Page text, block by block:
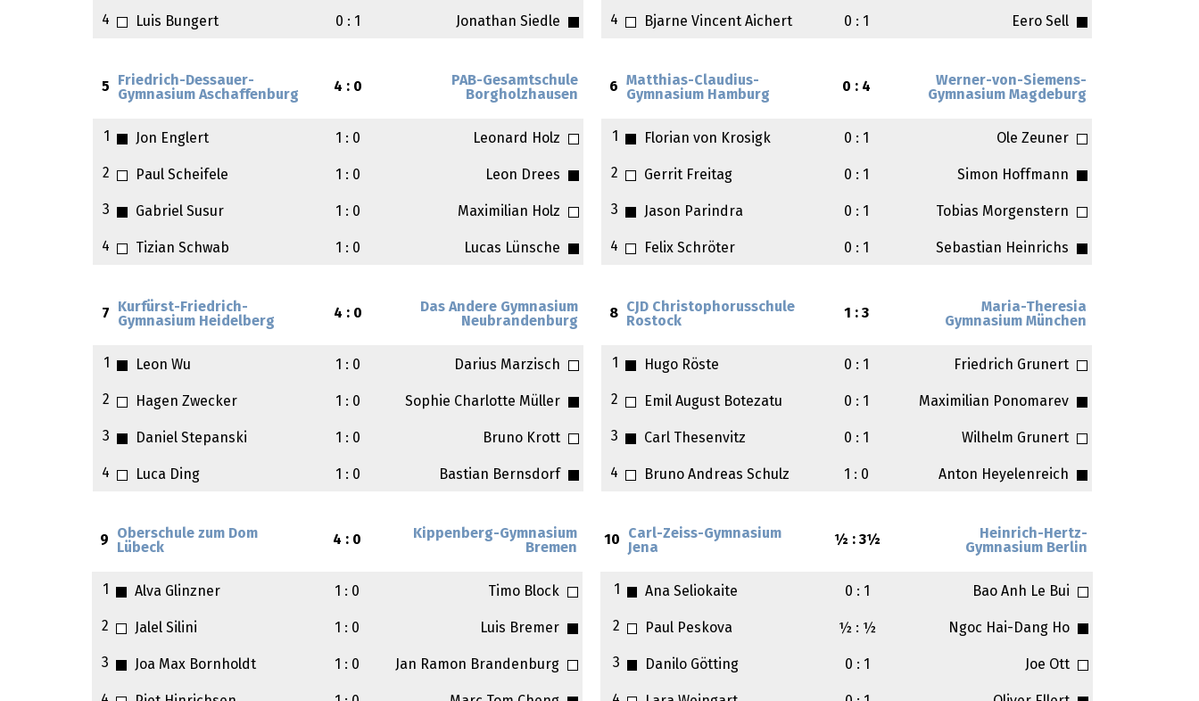
4 Luis Bungert 0 : 1 Jonathan Siedle 4 Bjarne Vincent Aichert 0 : 1 Eero Sell
5
Friedrich-Dessauer-
Gymnasium Aschaffenburg
4 : 0
PAB-Gesamtschule
Borgholzhausen
1 Jon Englert 1 : 0 Leonard Holz
2 Paul Scheifele 1 : 0 Leon Drees
3 Gabriel Susur 1 : 0 Maximilian Holz
4 Tizian Schwab 1 : 0 Lucas Lünsche
6
Matthias-Claudius-
Gymnasium Hamburg
0 : 4
Werner-von-Siemens-
Gymnasium Magdeburg
1 Florian von Krosigk 0 : 1 Ole Zeuner
2 Gerrit Freitag 0 : 1 Simon Hoffmann
3 Jason Parindra 0 : 1 Tobias Morgenstern
4 Felix Schröter 0 : 1 Sebastian Heinrichs
7
Kurfürst-Friedrich-
Gymnasium Heidelberg
4 : 0
Das Andere Gymnasium
Neubrandenburg
1 Leon Wu 1 : 0 Darius Marzisch
2 Hagen Zwecker 1 : 0 Sophie Charlotte Müller
3 Daniel Stepanski 1 : 0 Bruno Krott
4 Luca Ding 1 : 0 Bastian Bernsdorf
8
CJD Christophorusschule
Rostock
1 : 3
Maria-Theresia
Gymnasium München
1 Hugo Röste 0 : 1 Friedrich Grunert
2 Emil August Botezatu 0 : 1 Maximilian Ponomarev
3 Carl Thesenvitz 0 : 1 Wilhelm Grunert
4 Bruno Andreas Schulz 1 : 0 Anton Heyelenreich
9
Oberschule zum Dom
Lübeck
4 : 0
Kippenberg-Gymnasium
Bremen
1 Alva Glinzner 1 : 0 Timo Block
2 Jalel Silini 1 : 0 Luis Bremer
3 Joa Max Bornholdt 1 : 0 Jan Ramon Brandenburg
10
Carl-Zeiss-Gymnasium
Jena
½ : 3½
Heinrich-Hertz-
Gymnasium Berlin
1 Ana Seliokaite 0 : 1 Bao Anh Le Bui
2 Paul Peskova ½ : ½ Ngoc Hai-Dang Ho
3 Danilo Götting 0 : 1 Joe Ott